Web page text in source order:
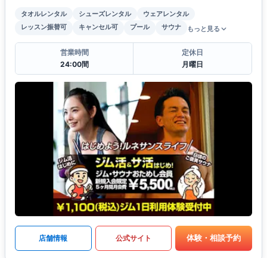
タオルレンタル シューズレンタル
ウェアレンタル
レッスン振替可
キャンセル可 プール サウナ もっと見る
営業時間
24:00間
定休日
月曜日
店舗情報 公式サイト 体験・相談予約